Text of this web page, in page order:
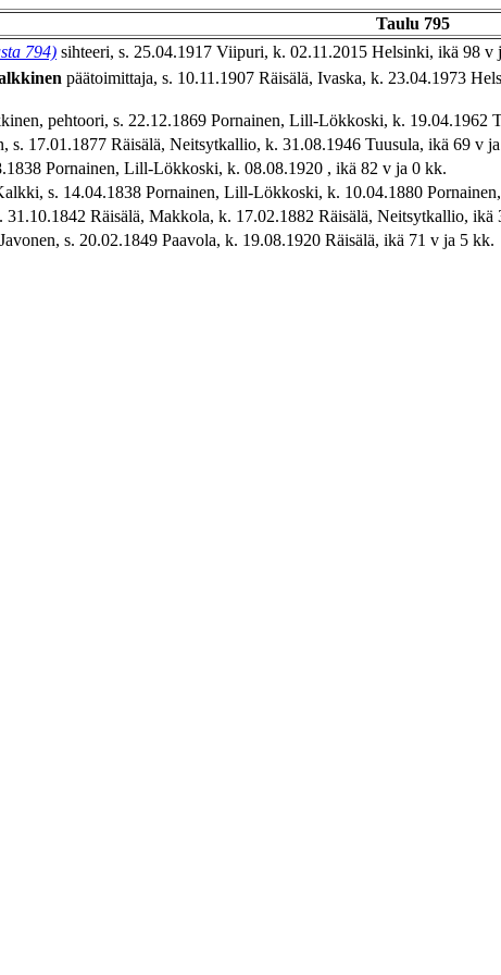
Taulu 795
794) sihteeri, s. 25.04.1917 Viipuri, k. 02.11.2015 Helsinki, ikä 98 v
päätoimittaja, s. 10.11.1907 Räisälä, Ivaska, k. 23.04.1973
pehtoori, s. 22.12.1869 Pornainen, Lill-Lökkoski, k. 19.04.1962
s. 17.01.1877 Räisälä, Neitsytkallio, k. 31.08.1946 Tuusula, ikä 69 v
Pornainen, Lill-Lökkoski, k. 08.08.1920 , ikä 82 v ja 0 kk.
s. 14.04.1838 Pornainen, Lill-Lökkoski, k. 10.04.1880
31.10.1842 Räisälä, Makkola, k. 17.02.1882 Räisälä, Neitsytkallio, ikä
s. 20.02.1849 Paavola, k. 19.08.1920 Räisälä, ikä 71 v ja 5 kk.